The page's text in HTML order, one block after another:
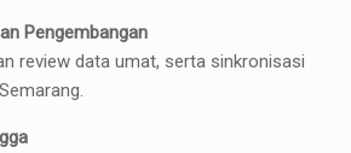
Pengembangan
review data umat, serta sinkronisasi